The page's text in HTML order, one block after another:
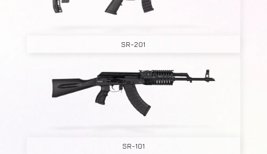
SR-201
SR-101